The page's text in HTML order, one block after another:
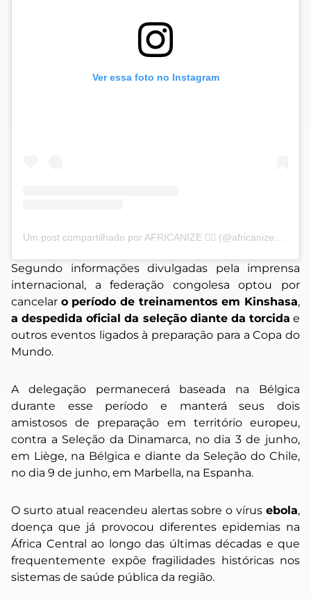
Ver essa foto no Instagram
Um post compartilhado por AFRICANIZE ✊🏿 (@africanizeoficial)
Segundo informações divulgadas pela imprensa
internacional, a federação congolesa optou por
cancelar o período de treinamentos em Kinshasa,
a despedida oficial da seleção diante da torcida e
outros eventos ligados à preparação para a Copa do
Mundo.
A delegação permanecerá baseada na Bélgica
durante esse período e manterá seus dois
amistosos de preparação em território europeu,
contra a Seleção da Dinamarca, no dia 3 de junho,
em Liège, na Bélgica e diante da Seleção do Chile,
no dia 9 de junho, em Marbella, na Espanha.
O surto atual reacendeu alertas sobre o vírus ebola,
doença que já provocou diferentes epidemias na
África Central ao longo das últimas décadas e que
frequentemente expõe fragilidades históricas nos
sistemas de saúde pública da região.